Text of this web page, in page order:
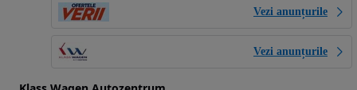
Vezi anunțurile
Vezi anunțurile